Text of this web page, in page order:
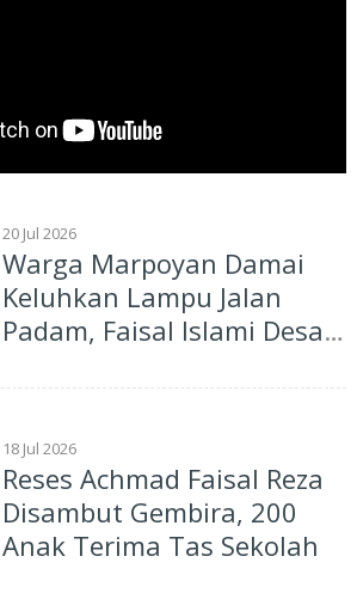
20 Jul 2026
Warga Marpoyan Damai
Keluhkan Lampu Jalan
Padam, Faisal Islami Desak
Lakukan Perbaikan
18 Jul 2026
Reses Achmad Faisal Reza
Disambut Gembira, 200
Anak Terima Tas Sekolah